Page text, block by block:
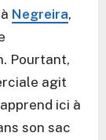
Negreira,
Pourtant,
agit
ici à
son sac